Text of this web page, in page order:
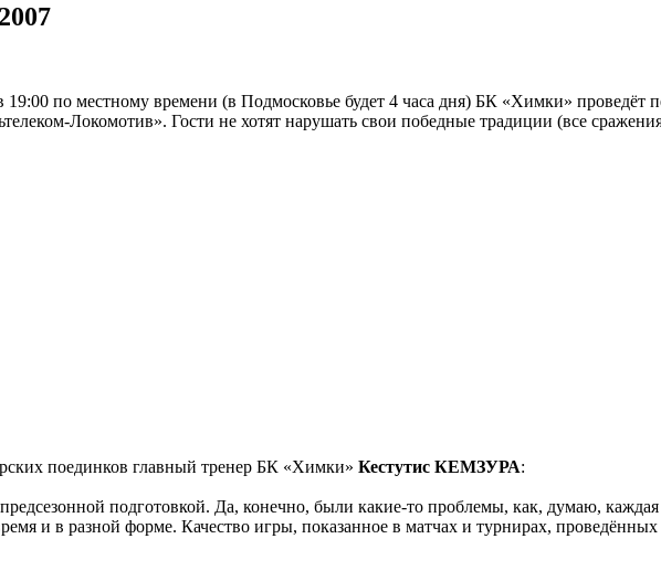
по местному времени (в Подмосковье будет 4 часа дня) БК «Химки» проведёт
Локомотив». Гости не хотят нарушать свои победные традиции (все
поединков главный тренер БК «Химки» Кестутис КЕМЗУРА:
подготовкой. Да, конечно, были какие-то проблемы, как, думаю,
и в разной форме. Качество игры, показанное в матчах и турнирах,